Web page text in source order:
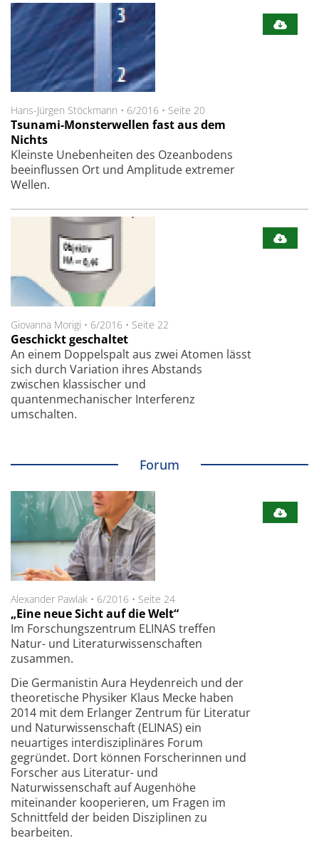
Hans-Jürgen Stöckmann • 6/2016 • Seite 20
Tsunami-Monsterwellen fast aus dem
Nichts
Kleinste Unebenheiten des Ozeanbodens
beeinflussen Ort und Amplitude extremer
Wellen.
Giovanna Morigi • 6/2016 • Seite 22
Geschickt geschaltet
An einem Doppelspalt aus zwei Atomen lässt
sich durch Variation ihres Abstands
zwischen klassischer und
quantenmechanischer Interferenz
umschalten.
Forum
Alexander Pawlak • 6/2016 • Seite 24
„Eine neue Sicht auf die Welt“
Im Forschungszentrum ELINAS treffen
Natur- und Literaturwissenschaften
zusammen.
Die Germanistin Aura Heydenreich und der
theoretische Physiker Klaus Mecke haben
2014 mit dem Erlanger Zentrum für Literatur
und Naturwissenschaft (ELINAS) ein
neuartiges interdisziplinäres Forum
gegründet. Dort können Forscherinnen und
Forscher aus Literatur- und
Naturwissenschaft auf Augenhöhe
miteinander kooperieren, um Fragen im
Schnittfeld der beiden Disziplinen zu
bearbeiten.